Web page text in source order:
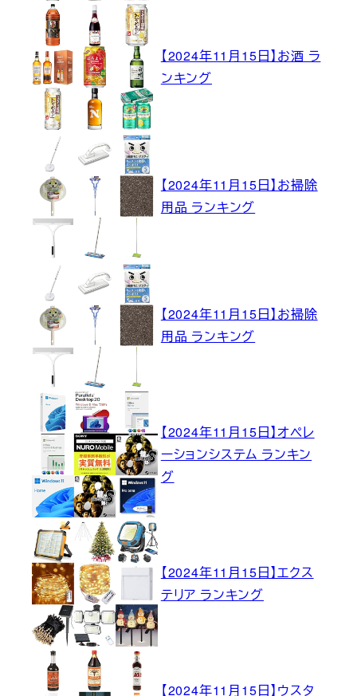
【2024年11月15日】お酒 ラ
ンキング
【2024年11月15日】お掃除
用品 ランキング
【2024年11月15日】お掃除
用品 ランキング
【2024年11月15日】オペレ
ーションシステム ランキン
グ
【2024年11月15日】エクス
テリア ランキング
【2024年11月15日】ウスタ